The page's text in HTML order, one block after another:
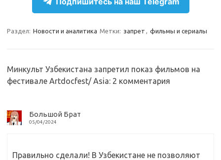
s
n
i
i
b
o
k
р
в
и
ь
Раздел: Новости и аналитика Метки: запрет , фильмы и сериалы
Минкульт Узбекистана запретил показ фильмов на
фестивале Artdocfest/ Asia: 2 комментария
Большой Брат
05/04/2024
Правильно сделали! В Узбекистане не позволяют